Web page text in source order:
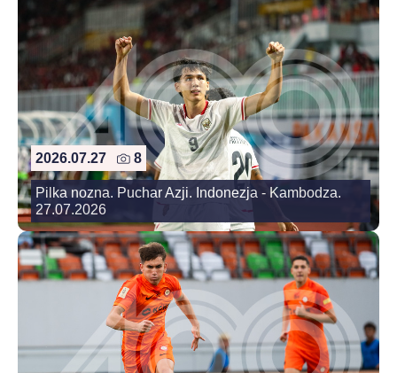
2026.07.27 8
Pilka nozna. Puchar Azji. Indonezja - Kambodza.
27.07.2026